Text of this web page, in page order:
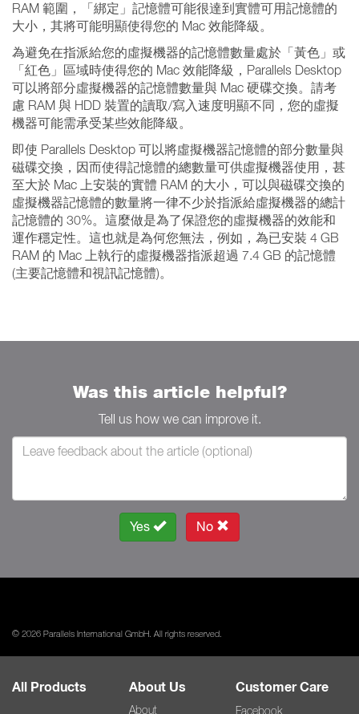
RAM 範圍，「綁定」記憶體可能很達到實體可用記憶體的
大小，其將可能明顯使得您的 Mac 效能降級。
為避免在指派給您的虛擬機器的記憶體數量處於「黃色」或
「紅色」區域時使得您的 Mac 效能降級，Parallels Desktop
可以將部分虛擬機器的記憶體數量與 Mac 硬碟交換。請考
慮 RAM 與 HDD 裝置的讀取/寫入速度明顯不同，您的虛擬
機器可能需承受某些效能降級。
即使 Parallels Desktop 可以將虛擬機器記憶體的部分數量與
磁碟交換，因而使得記憶體的總數量可供虛擬機器使用，甚
至大於 Mac 上安裝的實體 RAM 的大小，可以與磁碟交換的
虛擬機器記憶體的數量將一律不少於指派給虛擬機器的總計
記憶體的 30%。這麼做是為了保證您的虛擬機器的效能和
運作穩定性。這也就是為何您無法，例如，為已安裝 4 GB
RAM 的 Mac 上執行的虛擬機器指派超過 7.4 GB 的記憶體
(主要記憶體和視訊記憶體)。
Was this article helpful?
Tell us how we can improve it.
Yes No
© 2026 Parallels International GmbH. All rights reserved.
All Products About Us
About
Customer Care
Facebook